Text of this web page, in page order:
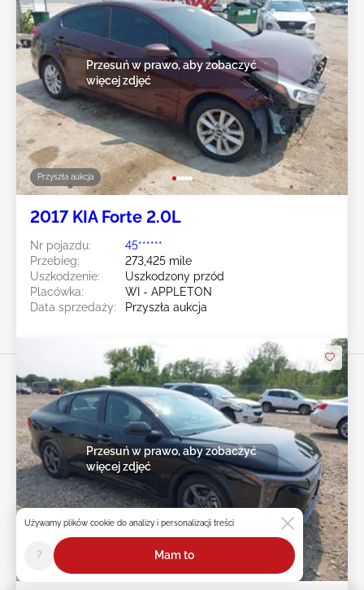
Przyszła aukcja
Przesuń w prawo, aby zobaczyć
więcej zdjęć
2017 KIA Forte 2.0L
Nr pojazdu:
45******
Przebieg:
273,425 mile
Uszkodzenie:
Uszkodzony przód
Placówka:
WI - APPLETON
Data sprzedaży:
Przyszła aukcja
Przyszła aukcja
Przesuń w prawo, aby zobaczyć
więcej zdjęć
Używamy plików cookie do analizy i personalizacji treści
? Mam to